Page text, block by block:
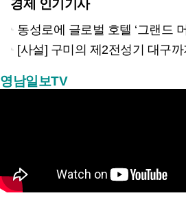
경제 인기기사
동성로에 글로벌 호텔 ‘그랜드 머큐어’ 오나
[사설] 구미의 제2전성기 대구
영남일보TV